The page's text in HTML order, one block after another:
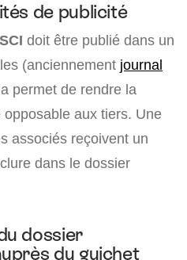
de publicité
doit être publié dans un
(anciennement journal
permet de rendre la
aux tiers. Une
associés reçoivent un
dans le dossier
dossier
du guichet